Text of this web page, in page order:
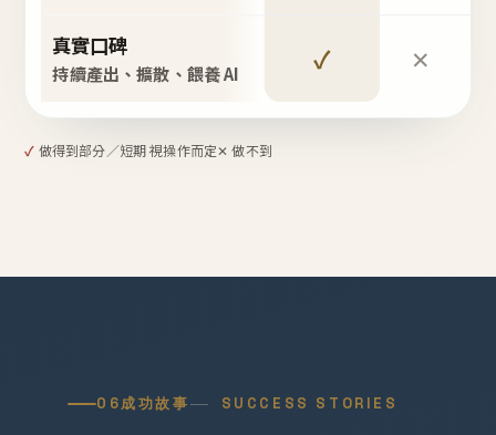
真實口碑
持續產出、擴散、餵養 AI ✓ ✕
✓ 做得到部分／短期 視操作而定✕ 做不到
06成功故事 SUCCESS STORIES